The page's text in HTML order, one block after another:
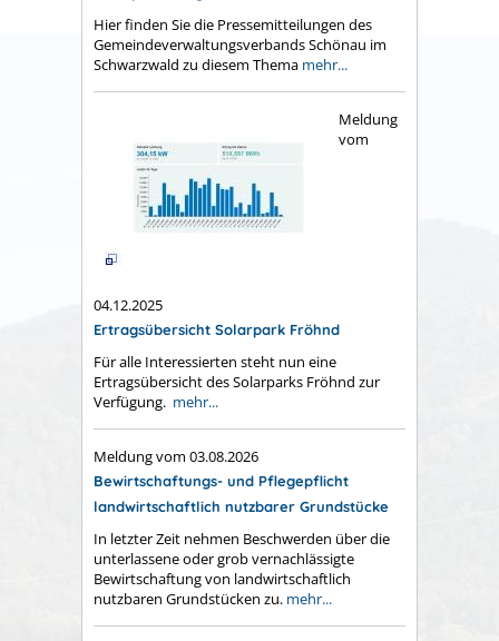
Hier finden Sie die Pressemitteilungen des
Gemeindeverwaltungsverbands Schönau im
Schwarzwald zu diesem Thema mehr...
Meldung
vom
04.12.2025
Ertragsübersicht Solarpark Fröhnd
Für alle Interessierten steht nun eine
Ertragsübersicht des Solarparks Fröhnd zur
Verfügung. mehr...
Meldung vom 03.08.2026
Bewirtschaftungs- und Pflegepflicht
landwirtschaftlich nutzbarer Grundstücke
In letzter Zeit nehmen Beschwerden über die
unterlassene oder grob vernachlässigte
Bewirtschaftung von landwirtschaftlich
nutzbaren Grundstücken zu. mehr...